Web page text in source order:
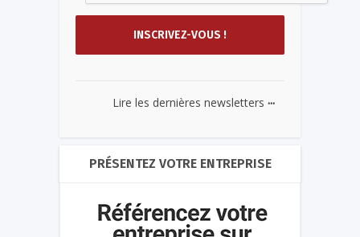
Lire les dernières newsletters ...
PRÉSENTEZ VOTRE ENTREPRISE